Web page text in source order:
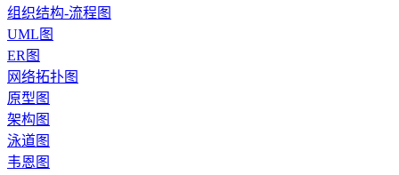
组织结构-流程图
UML图
ER图
网络拓扑图
原型图
架构图
泳道图
韦恩图